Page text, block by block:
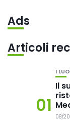
Ads
Articoli
01
I
Il
08/